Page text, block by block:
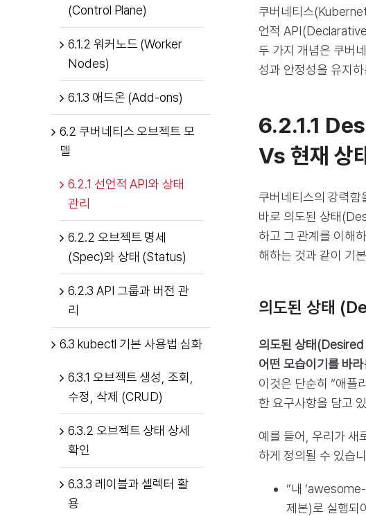
(Control Plane)
6.1.2 워커노드 (Worker
Nodes)
6.1.3 애드온 (Add-ons)
6.2 쿠버네티스 오브젝트 모
델
6.2.1 선언적 API와 상태
관리
6.2.2 오브젝트 명세
(Spec)와 상태 (Status)
6.2.3 API 그룹과 버전 관
리
6.3 kubectl 기본 사용법 심화
6.3.1 오브젝트 생성, 조회,
수정, 삭제 (CRUD)
6.3.2 오브젝트 상태 상세
확인
6.3.3 레이블과 셀렉터 활
용
쿠버네티스
언적
두 가지 개념은 쿠버
성과 안정성을 유지
6.2.1.1
Vs 현재 상
쿠버네티스의 강력함
바로 의도된 상태
하고 그 관계를 이해
해하는 것과 같이 기
의도된 상태
의도된 상태
어떤 모습이기를 바라
이것은 단순히 “애플
한 요구사항을 담고
예를 들어, 우리가 새
하게 정의될 수 있습
“내
제본)로 실행되